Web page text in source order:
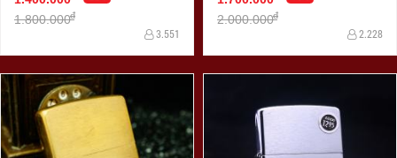
1.800.000đ
3.551
2.000.000đ
2.228